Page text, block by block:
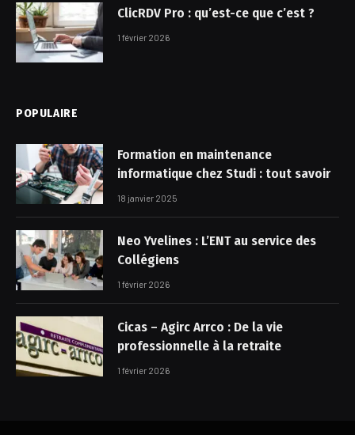
ClicRDV Pro : qu’est-ce que c’est ?
1 février 2026
POPULAIRE
Formation en maintenance
informatique chez Studi : tout savoir
18 janvier 2025
Neo Yvelines : L’ENT au service des
Collégiens
1 février 2026
Cicas – Agirc Arrco : De la vie
professionnelle à la retraite
1 février 2026